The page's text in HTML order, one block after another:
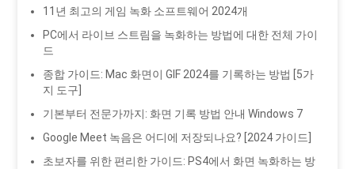
11년 최고의 게임 녹화 소프트웨어 2024개
PC에서 라이브 스트림을 녹화하는 방법에 대한 전체 가이
드
종합 가이드: Mac 화면이 GIF 2024를 기록하는 방법 [5가
지 도구]
기본부터 전문가까지: 화면 기록 방법 안내 Windows 7
Google Meet 녹음은 어디에 저장되나요? [2024 가이드]
초보자를 위한 편리한 가이드: PS4에서 화면 녹화하는 방